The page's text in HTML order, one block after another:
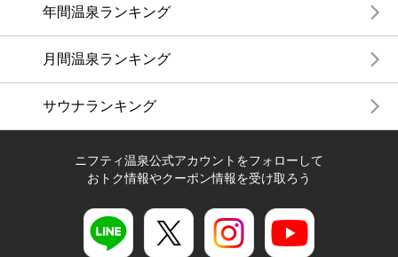
年間温泉ランキング
月間温泉ランキング
サウナランキング
ニフティ温泉公式アカウントをフォローして
おトク情報やクーポン情報を受け取ろう